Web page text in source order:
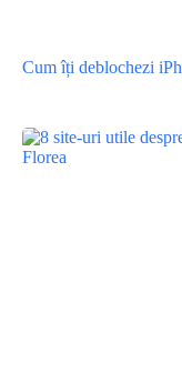
Cum îți deblochezi